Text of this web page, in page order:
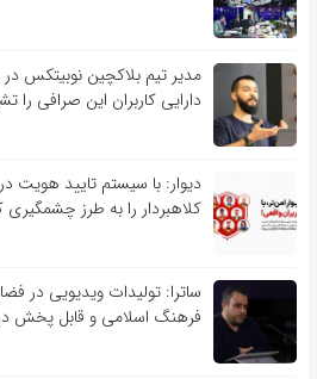
دارایی کاربران این صرافی را
کلاهبردار را به طرز
ساترا: تولیدات ویدیویی در
فرهنگ اسلامی و قابل پخش در